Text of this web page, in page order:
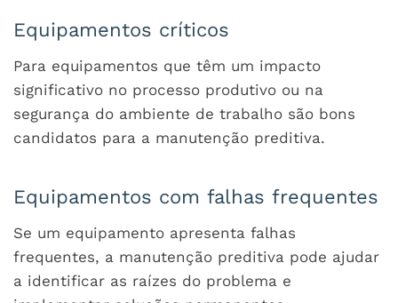
Equipamentos críticos
Para equipamentos que têm um impacto
significativo no processo produtivo ou na
segurança do ambiente de trabalho são bons
candidatos para a manutenção preditiva.
Equipamentos com falhas frequentes
Se um equipamento apresenta falhas
frequentes, a manutenção preditiva pode ajudar
a identificar as raízes do problema e